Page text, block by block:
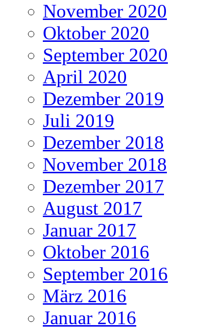
November 2020
Oktober 2020
September 2020
April 2020
Dezember 2019
Juli 2019
Dezember 2018
November 2018
Dezember 2017
August 2017
Januar 2017
Oktober 2016
September 2016
März 2016
Januar 2016